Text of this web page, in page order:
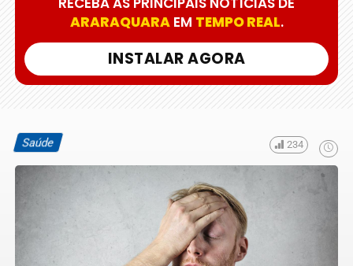
ARARAQUARAEM TEMPO REAL.
INSTALAR AGORA
Saúde 234